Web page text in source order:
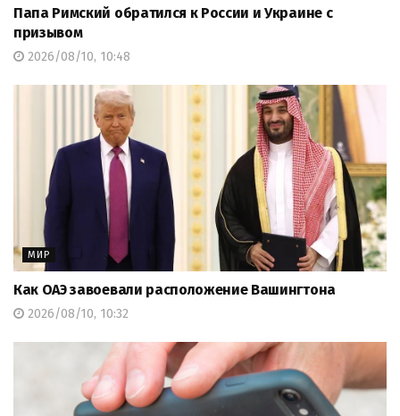
Папа Римский обратился к России и Украине с
призывом
2026/08/10, 10:48
МИР
Как ОАЭ завоевали расположение Вашингтона
2026/08/10, 10:32